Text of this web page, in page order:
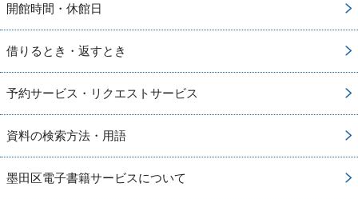
開館時間・休館日
借りるとき・返すとき
予約サービス・リクエストサービス
資料の検索方法・用語
墨田区電子書籍サービスについて